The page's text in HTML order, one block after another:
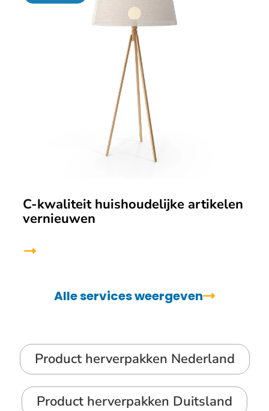
C-kwaliteit huishoudelijke artikelen
vernieuwen
Alle services weergeven
Product herverpakken Nederland
Product herverpakken Duitsland